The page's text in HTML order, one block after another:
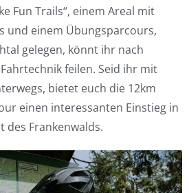
Fun Trails“, einem Areal mit
und einem Übungsparcours,
gelegen, könnt ihr nach
feilen. Seid ihr mit
bietet euch die 12km
einen interessanten Einstieg in
des Frankenwalds.